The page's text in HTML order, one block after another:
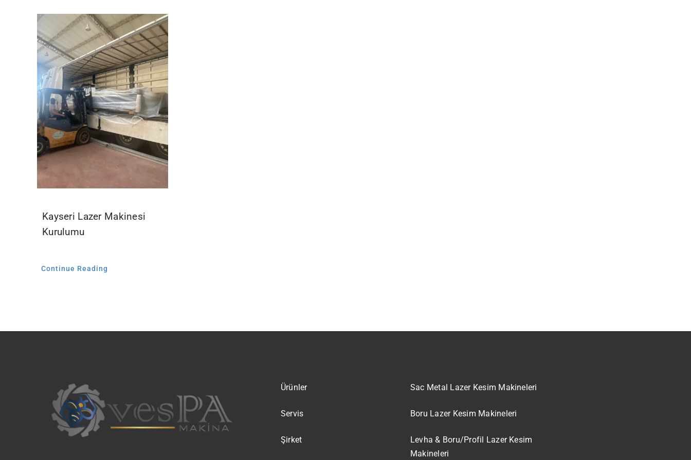
Kayseri Lazer Makinesi
Kurulumu
Continue Reading
Ürünler
Servis
Şirket
Sac Metal Lazer Kesim Makineleri
Boru Lazer Kesim Makineleri
Levha & Boru/Profil Lazer Kesim
Makineleri